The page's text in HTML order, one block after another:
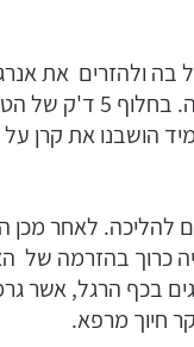
ולהזרים את
לגופה. ואז טיפלתי בה תוך
הושבנו את קרן על
להליכה. לאחר מכן
כרוך בהזרמה של
שלי כתרפיסט. הענקתי לקרן אור 10
חיוך מרפא.